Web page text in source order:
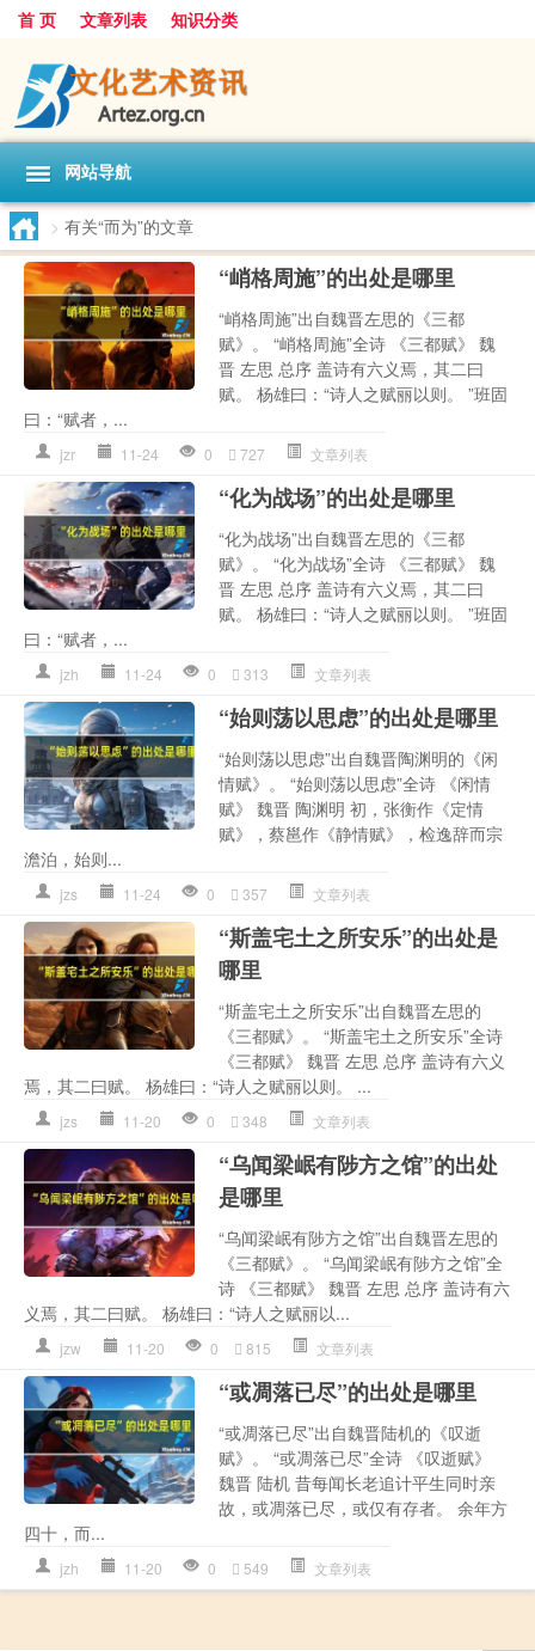
首 页 文章列表 知识分类
网站导航
> 有关“而为”的文章
“峭格周施”的出处是哪里
“峭格周施”出自魏晋左思的《三都
赋》。 “峭格周施”全诗 《三都赋》 魏
晋 左思 总序 盖诗有六义焉，其二曰
赋。 杨雄曰：“诗人之赋丽以则。 ”班固
曰：“赋者，...
jzr 11-24 0 727 文章列表
“化为战场”的出处是哪里
“化为战场”出自魏晋左思的《三都
赋》。 “化为战场”全诗 《三都赋》 魏
晋 左思 总序 盖诗有六义焉，其二曰
赋。 杨雄曰：“诗人之赋丽以则。 ”班固
曰：“赋者，...
jzh 11-24 0 313 文章列表
“始则荡以思虑”的出处是哪里
“始则荡以思虑”出自魏晋陶渊明的《闲
情赋》。 “始则荡以思虑”全诗 《闲情
赋》 魏晋 陶渊明 初，张衡作《定情
赋》，蔡邕作《静情赋》，检逸辞而宗
澹泊，始则...
jzs 11-24 0 357 文章列表
“斯盖宅土之所安乐”的出处是
哪里
“斯盖宅土之所安乐”出自魏晋左思的
《三都赋》。 “斯盖宅土之所安乐”全诗
《三都赋》 魏晋 左思 总序 盖诗有六义
焉，其二曰赋。 杨雄曰：“诗人之赋丽以则。 ...
jzs 11-20 0 348 文章列表
“乌闻梁岷有陟方之馆”的出处
是哪里
“乌闻梁岷有陟方之馆”出自魏晋左思的
《三都赋》。 “乌闻梁岷有陟方之馆”全
诗 《三都赋》 魏晋 左思 总序 盖诗有六
义焉，其二曰赋。 杨雄曰：“诗人之赋丽以...
jzw 11-20 0 815 文章列表
“或凋落已尽”的出处是哪里
“或凋落已尽”出自魏晋陆机的《叹逝
赋》。 “或凋落已尽”全诗 《叹逝赋》
魏晋 陆机 昔每闻长老追计平生同时亲
故，或凋落已尽，或仅有存者。 余年方
四十，而...
jzh 11-20 0 549 文章列表